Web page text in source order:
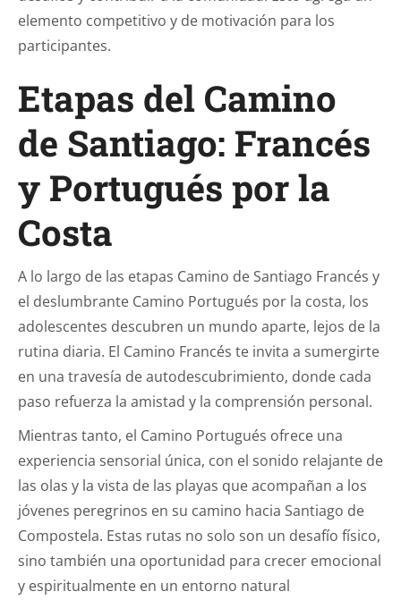
elemento competitivo y de motivación para los
participantes.
Etapas del Camino
de Santiago: Francés
y Portugués por la
Costa
A lo largo de las etapas Camino de Santiago Francés y
el deslumbrante Camino Portugués por la costa, los
adolescentes descubren un mundo aparte, lejos de la
rutina diaria. El Camino Francés te invita a sumergirte
en una travesía de autodescubrimiento, donde cada
paso refuerza la amistad y la comprensión personal.
Mientras tanto, el Camino Portugués ofrece una
experiencia sensorial única, con el sonido relajante de
las olas y la vista de las playas que acompañan a los
jóvenes peregrinos en su camino hacia Santiago de
Compostela. Estas rutas no solo son un desafío físico,
sino también una oportunidad para crecer emocional
y espiritualmente en un entorno natural